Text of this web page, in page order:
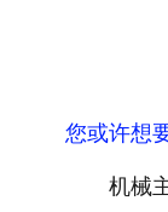
您或许想
机械主